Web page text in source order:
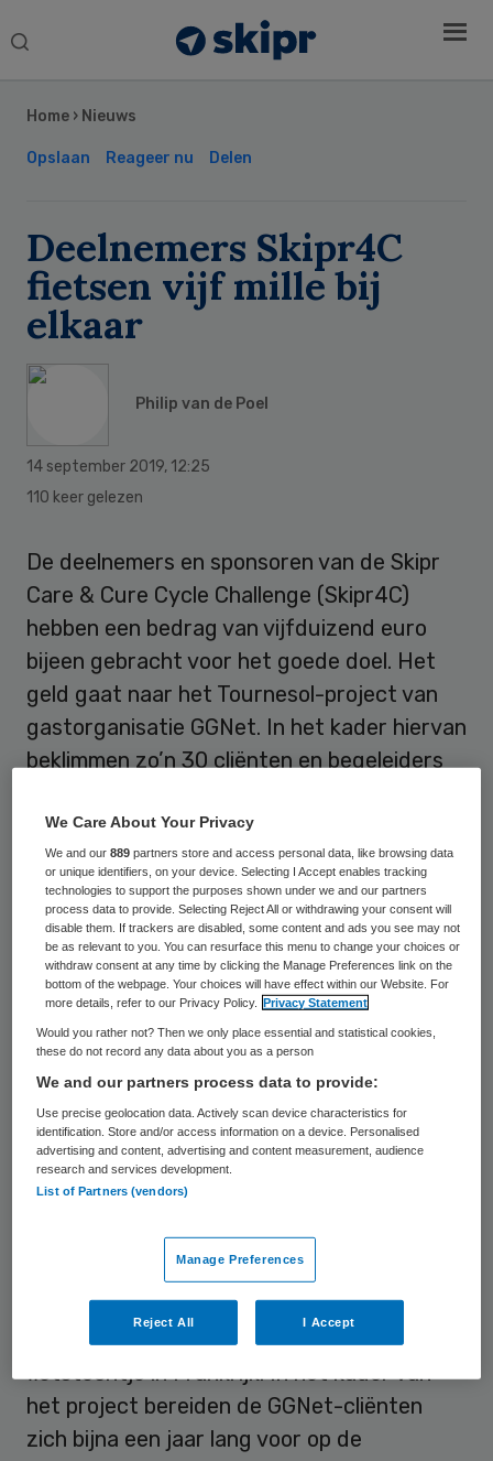
Search
Home › Nieuws
Opslaan Reageer nu Delen
Deelnemers Skipr4C
fietsen vijf mille bij
elkaar
Philip van de Poel
14 september 2019, 12:25
110 keer gelezen
De deelnemers en sponsoren van de Skipr
Care & Cure Cycle Challenge (Skipr4C)
hebben een bedrag van vijfduizend euro
bijeen gebracht voor het goede doel. Het
geld gaat naar het Tournesol-project van
gastorganisatie GGNet. In het kader hiervan
beklimmen zo’n 30 cliënten en begeleiders
Ventoux.
Hoofdredacteur Simon Broersma van Skipr
overhandigde op vrijdag 13 september bij de
afsluiting van hetjaarlijkse fietsevenement
een cheque met het bovengenoemde
bedrag. Bestuursvoorzitter Rob Jaspers
van GGNet toonde zich zeer content met
de gift. “Er zaten nog wat gaten in de
begroting”, aldus Jaspers, die zelf ook
meefietst. “Dit bedrag komt dus uitstekend
van pas, bijvoorbeeld om goede fietskleding
Tournesol-project is veel meer dan een
fietstochtje in Frankrijk. In het kader van
het project bereiden de GGNet-cliënten
zich bijna een jaar lang voor op de
Sidebar
We Care About Your Privacy
We and our889 partners store and access personal data, like browsing data
or unique identifiers, on your device. Selecting I Accept enables tracking
technologies to support the purposes shown under we and our partners
process data to provide. Selecting Reject All or withdrawing your consent will
disable them. If trackers are disabled, some content and ads you see may not
be as relevant to you. You can resurface this menu to change your choices or
withdraw consent at any time by clicking the Manage Preferences link on the
bottom of the webpage. Your choices will have effect within our Website. For
more details, refer to our Privacy Policy.
Privacy Statement
Would you rather not? Then we only place essential and statistical cookies,
these do not record any data about you as a person
We and our partners process data to provide:
Use precise geolocation data. Actively scan device characteristics for
identification. Store and/or access information on a device. Personalised
advertising and content, advertising and content measurement, audience
research and services development.
List of Partners (vendors)
Manage Preferences
Reject All I Accept